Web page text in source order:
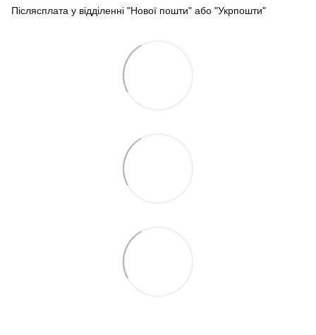
Післясплата у відділенні "Нової пошти" або "Укрпошти"